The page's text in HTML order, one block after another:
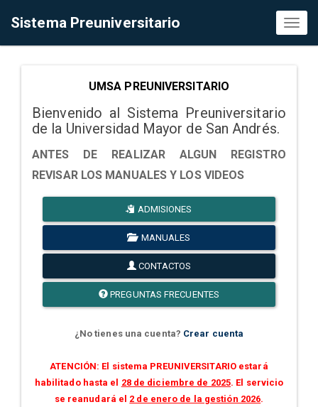
Sistema Preuniversitario
UMSA PREUNIVERSITARIO
Bienvenido al Sistema Preuniversitario
de la Universidad Mayor de San Andrés.
ANTES DE REALIZAR ALGUN REGISTRO
REVISAR LOS MANUALES Y LOS VIDEOS
ADMISIONES
MANUALES
CONTACTOS
PREGUNTAS FRECUENTES
¿No tienes una cuenta? Crear cuenta
ATENCIÓN: El sistema PREUNIVERSITARIO estará
habilitado hasta el 28 de diciembre de 2025. El servicio
se reanudará el 2 de enero de la gestión 2026.